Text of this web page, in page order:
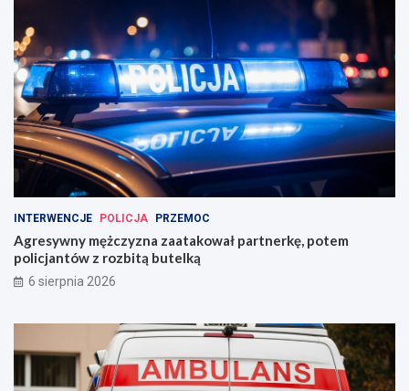
INTERWENCJE POLICJA PRZEMOC
Agresywny mężczyzna zaatakował partnerkę, potem
policjantów z rozbitą butelką
6 sierpnia 2026